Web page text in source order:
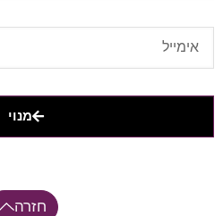
מנוי
חזרה